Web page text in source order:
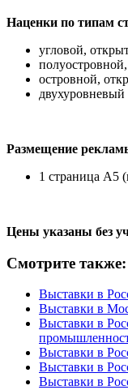
Наценки по типам
угловой,
островной,
двухуровневый
Размещение
1 страница А5
Цены указаны без
Смотрите также:
Выставки в
Выставки в
Выставки в
Выставки в
Выставки в
Выставки в